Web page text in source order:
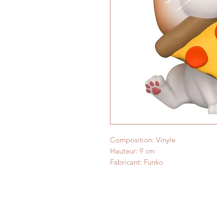
Composition: Vinyle
Hauteur: 9 cm
Fabricant: Funko